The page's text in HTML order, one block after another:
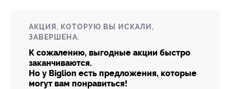
АКЦИЯ, КОТОРУЮ ВЫ ИСКАЛИ,
ЗАВЕРШЕНА.
К сожалению, выгодные акции быстро
заканчиваются.
Но у Biglion есть предложения, которые
могут вам понравиться!